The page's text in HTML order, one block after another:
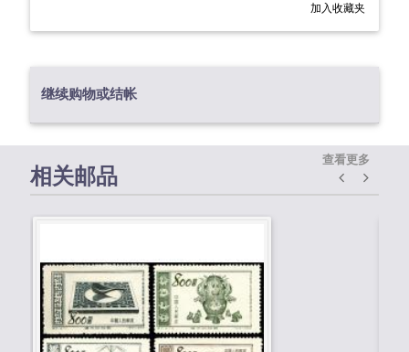
加入收藏夹
继续购物或结帐
相关邮品
查看更多